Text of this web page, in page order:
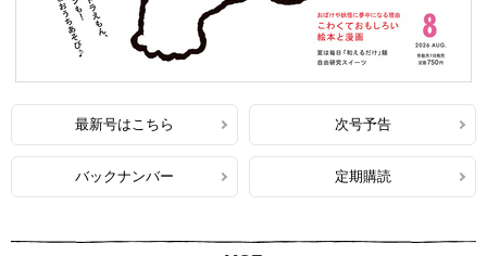
最新号はこちら 次号予告
バックナンバー 定期購読